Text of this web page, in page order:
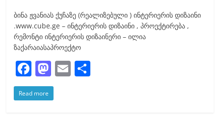
ბინა ჟვანიას ქუჩაზე (რეალიზებული ) ინტერიერის დიზაინი
.www.cube.ge – ინტერიერის დიზაინი , პროექტირება ,
რემონტი ინტერიერის დიზაინერი – ილია
ზაქარაიასაპროექტო
F
a
c
M
a
st
E
Read more